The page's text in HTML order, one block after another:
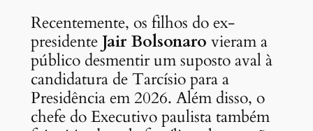
Recentemente, os filhos do ex-
presidenteJair Bolsonaro vieram a
público desmentir um suposto aval à
candidatura de Tarcísio para a
Presidência em 2026. Além disso, o
chefe do Executivo paulista também